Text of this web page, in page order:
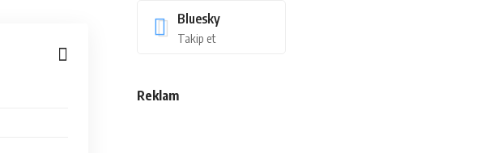
Bluesky
Takip et
Reklam